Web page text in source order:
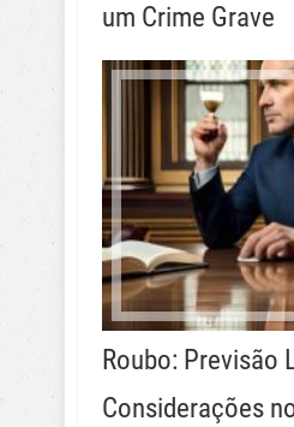
um Crime Grave
Roubo: Previsão
Considerações